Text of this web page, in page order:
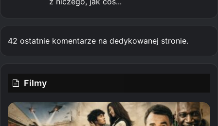
42 ostatnie komentarze na dedykowanej stronie.
Filmy